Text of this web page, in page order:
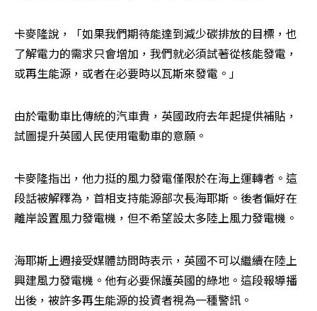
卡麥隆說，「如果我們期待能達到減少碳排放的目標，也
了解電力的需求只會增加，我們就必須試著從核能發電，
或再生能源，或者在必要時以瓦斯來發電。」
由於電動車比傳統的汽車貴，英國政府去年起提供補貼，
試圖提升英國人民使用電動車的意願。
卡麥隆指出，他力挺的風力發電僅限於在海上運轉者。這
段話被解釋為，首相支持能源部次長海耶斯。後者偏好在
離岸設置風力發電機，但不希望設太多陸上風力發電機。
海耶斯上週接受媒體訪問時表示，英國不可以繼續在陸上
興建風力發電機。他有必要保護英國的綠地。這段報導播
出後，被許多再生能源的投資者視為一種警訊。